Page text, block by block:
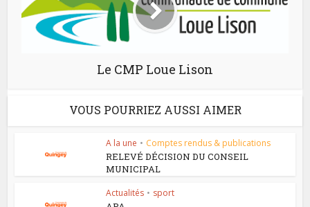
Le CMP Loue Lison
VOUS POURRIEZ AUSSI AIMER
A la une • Comptes rendus & publications
RELEVÉ DÉCISION DU CONSEIL
MUNICIPAL
Actualités • sport